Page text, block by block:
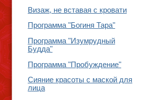
Визаж, не вставая с кровати
Программа "Богиня Тара"
Программа "Изумрудный
Будда"
Программа "Пробуждение"
Сияние красоты с маской для
лица